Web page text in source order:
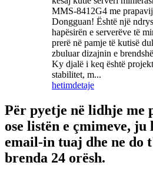
MMS-8412G4 me
Dongguan! Është një
hapësirën e serverëve të
prerë në pamje të kutisë
zbuluar dizajnin e
Ky djalë i keq është
stabilitet, m...
hetimdetaje
Për pyetje në lidhje me
ose listën e çmimeve,
email-in tuaj dhe ne do
brenda 24 orësh.